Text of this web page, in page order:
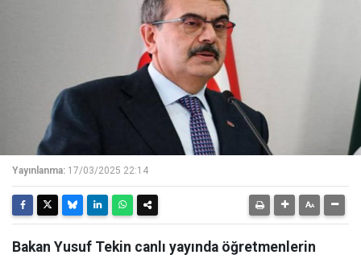
Yayınlanma: 17/03/2025 22:14
Bakan Yusuf Tekin canlı yayında öğretmenlerin